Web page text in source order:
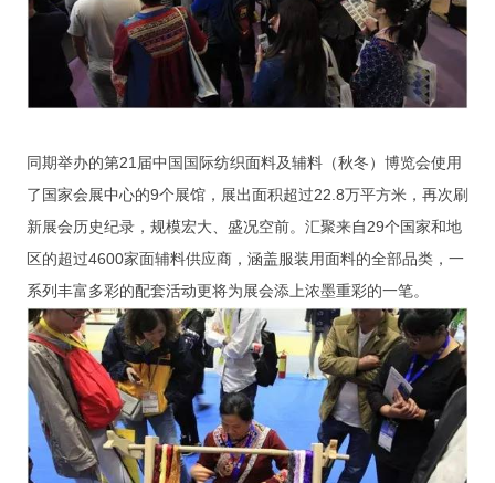
同期举办的第21届中国国际纺织面料及辅料（秋冬）博览会使用
了国家会展中心的9个展馆，展出面积超过22.8万平方米，再次刷
新展会历史纪录，规模宏大、盛况空前。汇聚来自29个国家和地
区的超过4600家面辅料供应商，涵盖服装用面料的全部品类，一
系列丰富多彩的配套活动更将为展会添上浓墨重彩的一笔。